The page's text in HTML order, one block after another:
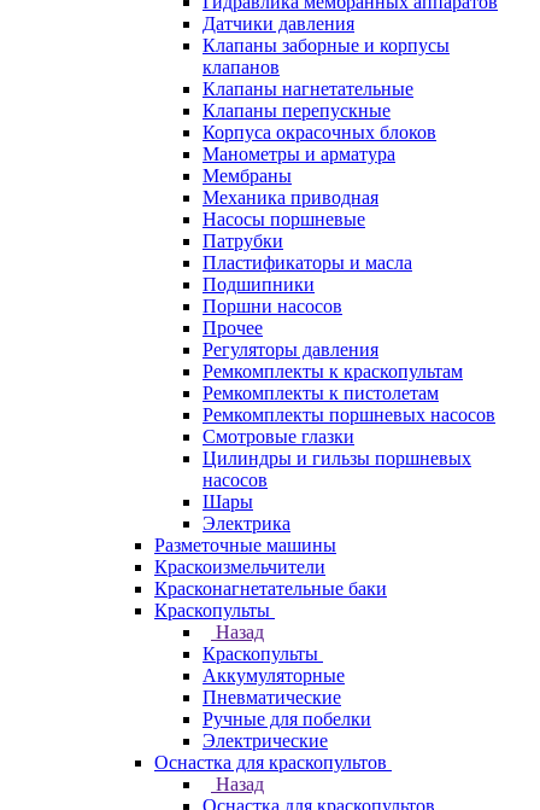
Датчики давления
Клапаны заборные и корпусы
клапанов
Клапаны нагнетательные
Клапаны перепускные
Корпуса окрасочных блоков
Манометры и арматура
Мембраны
Механика приводная
Насосы поршневые
Патрубки
Пластификаторы и масла
Подшипники
Поршни насосов
Прочее
Регуляторы давления
Ремкомплекты к краскопультам
Ремкомплекты к пистолетам
Ремкомплекты поршневых насосов
Смотровые глазки
Цилиндры и гильзы поршневых
насосов
Шары
Электрика
Разметочные машины
Краскоизмельчители
Красконагнетательные баки
Краскопульты
Назад
Краскопульты
Аккумуляторные
Пневматические
Ручные для побелки
Электрические
Оснастка для краскопультов
Назад
Оснастка для краскопультов